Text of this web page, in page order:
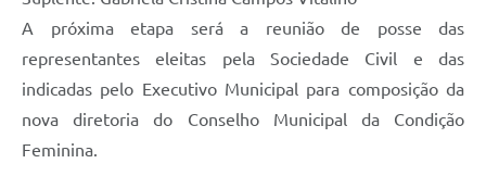
A próxima etapa será a reunião de posse das
representantes eleitas pela Sociedade Civil e das
indicadas pelo Executivo Municipal para composição da
nova diretoria do Conselho Municipal da Condição
Feminina.